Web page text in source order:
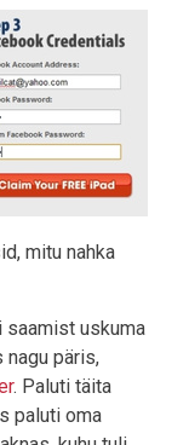
mitu nahka
saamist uskuma
nagu päris,
. Paluti täita
paluti oma